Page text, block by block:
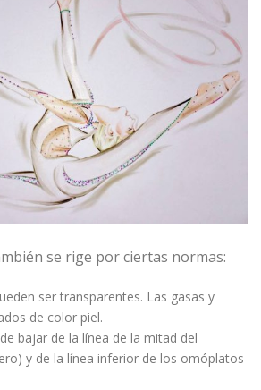
se rige por ciertas normas:
ser transparentes. Las gasas y
de color piel.
bajar de la línea de la mitad del
y de la línea inferior de los omóplatos